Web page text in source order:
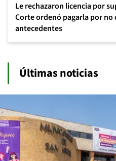
Le rechazaron licencia por
Corte ordenó pagarla por
antecedentes
Últimas noticias